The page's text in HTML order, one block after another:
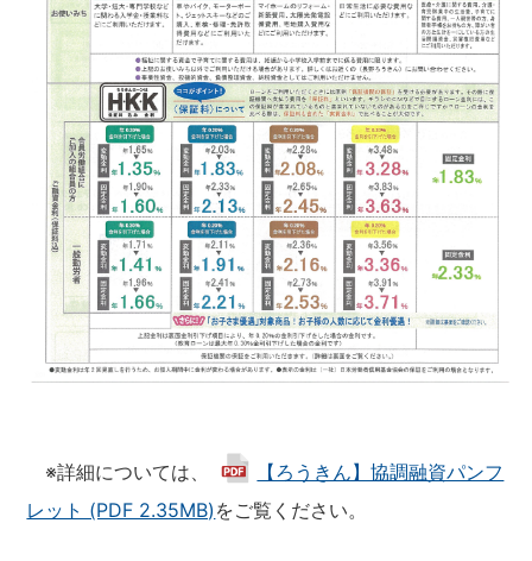
※詳細については、
【ろうきん】協調融資パンフ
レット (PDF 2.35MB) をご覧ください。